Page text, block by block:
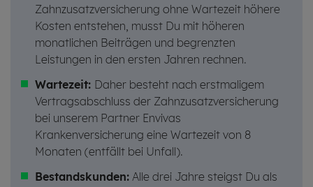
Zahnzusatzversicherung ohne Wartezeit höhere
Kosten entstehen, musst Du mit höheren
monatlichen Beiträgen und begrenzten
Leistungen in den ersten Jahren rechnen.
Wartezeit: Daher besteht nach erstmaligem
Vertragsabschluss der Zahnzusatzversicherung
bei unserem Partner Envivas
Krankenversicherung eine Wartezeit von 8
Monaten (entfällt bei Unfall).
Bestandskunden: Alle drei Jahre steigst Du als